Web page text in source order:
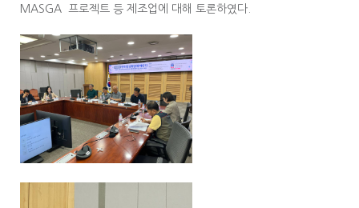
MASGA 프로젝트 등 제조업에 대해 토론하였다.